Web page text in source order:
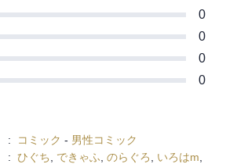
0
0
0
0
: コミック - 男性コミック
: ひぐち できゃふ のらぐろ いろはm